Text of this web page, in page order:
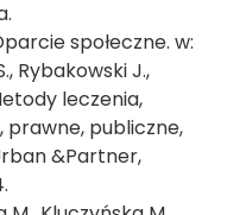
społeczne. w:
Rybakowski J.,
leczenia,
prawne, publiczne,
&Partner,